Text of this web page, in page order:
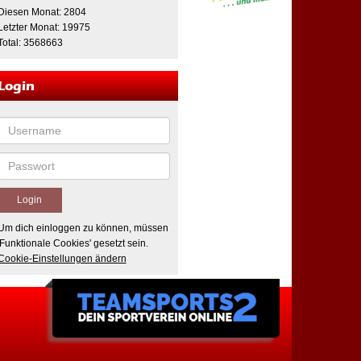
Diesen Monat: 2804
Letzter Monat: 19975
3568663
dich einloggen zu können, müssen
Cookies' gesetzt sein.
Einstellungen ändern